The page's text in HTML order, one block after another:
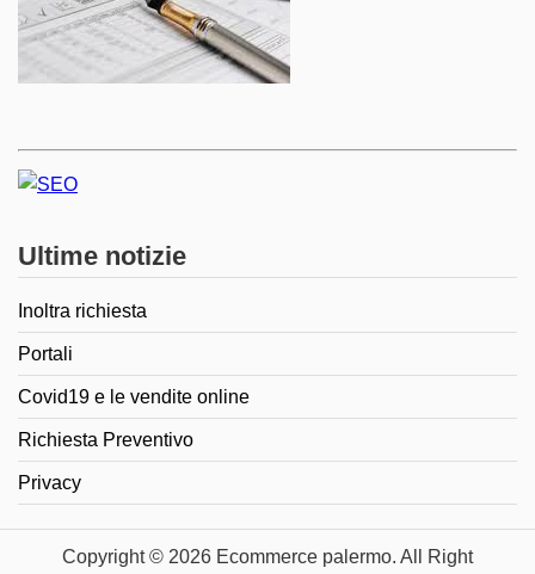
Ultime notizie
Inoltra richiesta
Portali
Covid19 e le vendite online
Richiesta Preventivo
Privacy
Copyright © 2026 Ecommerce palermo. All Right